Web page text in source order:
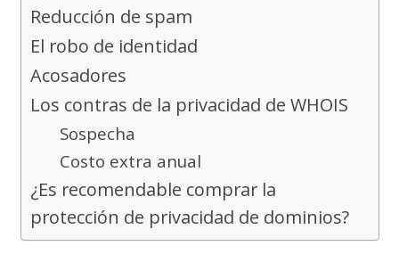
Reducción de spam
El robo de identidad
Acosadores
Los contras de la privacidad de WHOIS
Sospecha
Costo extra anual
¿Es recomendable comprar la
protección de privacidad de dominios?